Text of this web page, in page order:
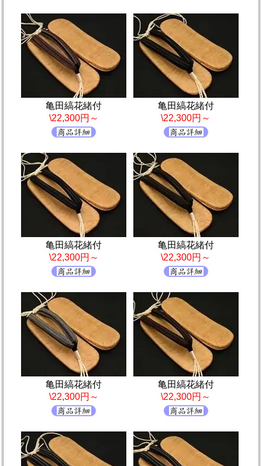
亀田縞花緒付
\22,300円～
亀田縞花緒付
\22,300円～
亀田縞花緒付
\22,300円～
亀田縞花緒付
\22,300円～
亀田縞花緒付
\22,300円～
亀田縞花緒付
\22,300円～